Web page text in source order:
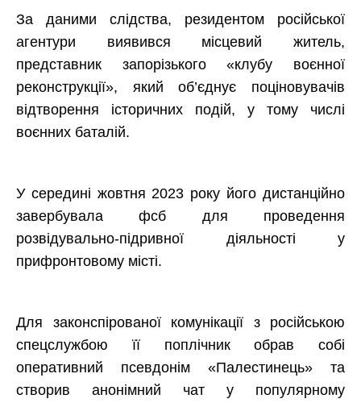
За даними слідства, резидентом російської
агентури виявився місцевий житель,
представник запорізького «клубу воєнної
реконструкції», який об’єднує поціновувачів
відтворення історичних подій, у тому числі
воєнних баталій.
У середині жовтня 2023 року його дистанційно
завербувала фсб для проведення
розвідувально-підривної діяльності у
прифронтовому місті.
Для законспірованої комунікації з російською
спецслужбою її поплічник обрав собі
оперативний псевдонім «Палестинець» та
створив анонімний чат у популярному